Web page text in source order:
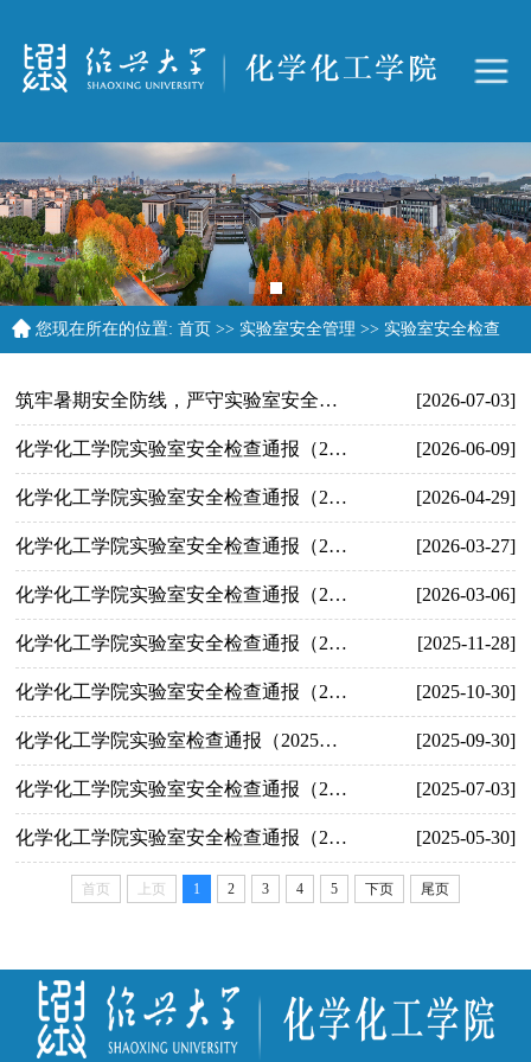
您现在所在的位置: 首页 >> 实验室安全管理 >> 实验室安全检查
筑牢暑期安全防线，严守实验室安全底线——我院开展2026年暑期实验室安全系列专项行动 [2026-07-03]
化学化工学院实验室安全检查通报（2026年5月） [2026-06-09]
化学化工学院实验室安全检查通报（2026年4月） [2026-04-29]
化学化工学院实验室安全检查通报（2026年3月） [2026-03-27]
化学化工学院实验室安全检查通报（2026年上学期初） [2026-03-06]
化学化工学院实验室安全检查通报（2025年11月） [2025-11-28]
化学化工学院实验室安全检查通报（2025年10月） [2025-10-30]
化学化工学院实验室检查通报（2025年9月） [2025-09-30]
化学化工学院实验室安全检查通报（2025年6月） [2025-07-03]
化学化工学院实验室安全检查通报（2025年5月） [2025-05-30]
首页 上页 1 2 3 4 5 下页 尾页